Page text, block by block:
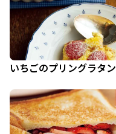
いちごのプリングラタン